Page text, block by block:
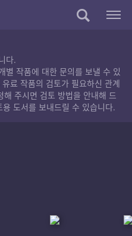
다.
별 작품에 대한 문의를 보낼 수 있
료 작품의 검토가 필요하신 관계
해 주시면 검토 방법을 안내해 드
도서를 보내드릴 수 있습니다.